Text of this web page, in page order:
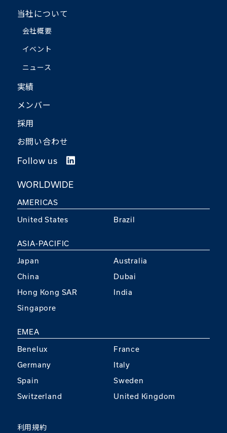
当社について
会社概要
イベント
ニュース
実績
メンバー
採用
お問い合わせ
Follow us
WORLDWIDE
AMERICAS
United States
Brazil
ASIA-PACIFIC
Japan
Australia
China
Dubai
Hong Kong SAR
India
Singapore
EMEA
Benelux
France
Germany
Italy
Spain
Sweden
Switzerland
United Kingdom
利用規約